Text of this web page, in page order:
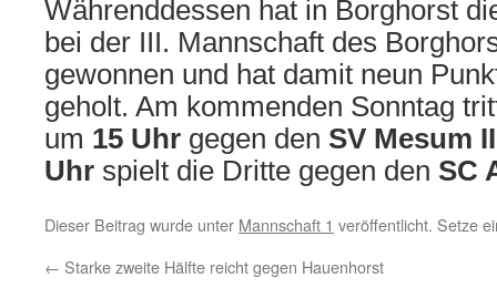
Währenddessen hat in Borghorst
bei der III. Mannschaft des
gewonnen und hat damit neun
geholt. Am kommenden Sonntag
um 15 Uhr gegen den SV Mesum II
Uhr spielt die Dritte gegen den SC
Dieser Beitrag wurde unter Mannschaft 1 veröffentlicht. Setze
← Starke zweite Hälfte reicht gegen Hauenhorst